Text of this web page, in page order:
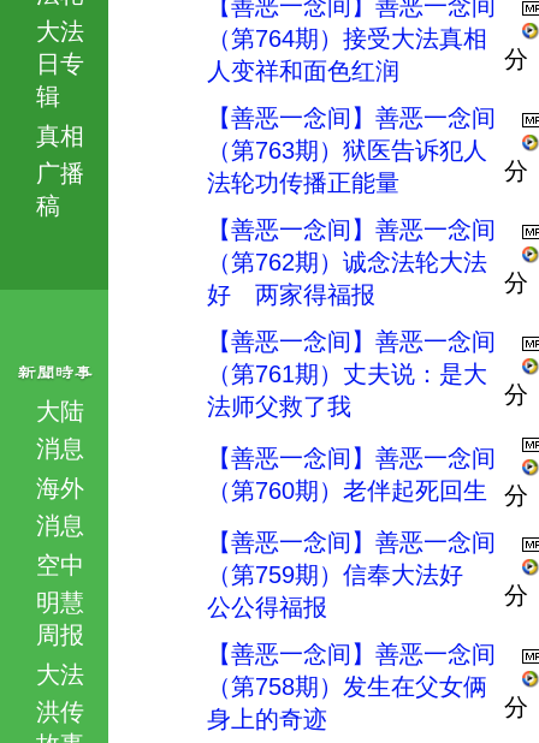
大法
日专
辑
真相
广播
稿
大陆
消息
海外
消息
空中
明慧
周报
大法
洪传
【善恶一念间】善恶一念间
（第764期）接受大法真相
人变祥和面色红润
分
【善恶一念间】善恶一念间
（第763期）狱医告诉犯人
法轮功传播正能量
分
【善恶一念间】善恶一念间
（第762期）诚念法轮大法
好 两家得福报
分
【善恶一念间】善恶一念间
（第761期）丈夫说：是大
法师父救了我
分
【善恶一念间】善恶一念间
（第760期）老伴起死回生
分
【善恶一念间】善恶一念间
（第759期）信奉大法好
公公得福报
分
【善恶一念间】善恶一念间
（第758期）发生在父女俩
身上的奇迹
分